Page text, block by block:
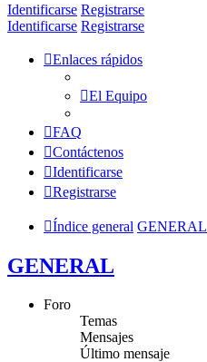
Identificarse Registrarse
Identificarse Registrarse
Enlaces rápidos
El Equipo
FAQ
Contáctenos
Identificarse
Registrarse
Índice general GENERAL
GENERAL
Foro
Temas
Mensajes
Último mensaje